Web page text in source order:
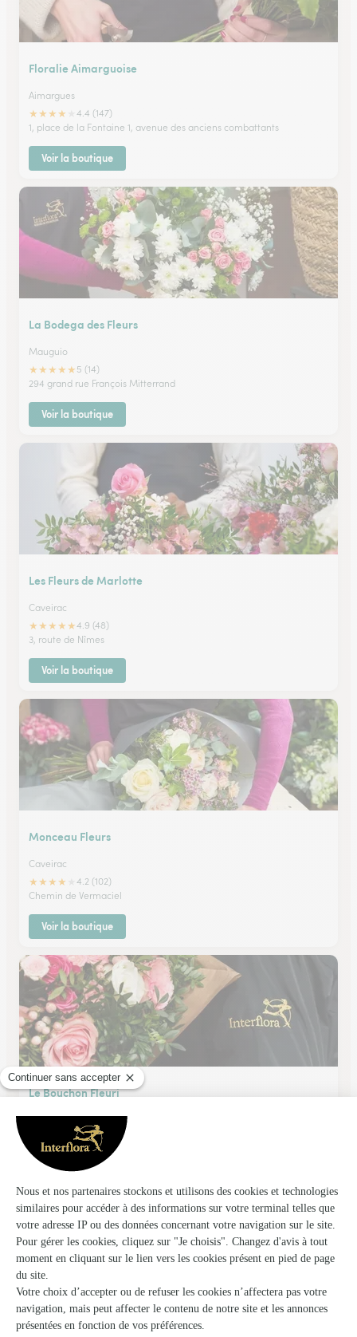
Floralie Aimarguoise
Aimargues
★★★★
4.4 (147)
1, place de la Fontaine 1, avenue des anciens combattants
Voir la boutique
La Bodega des Fleurs
Mauguio
★★★★★ 5 (14)
294 grand rue François Mitterrand
Voir la boutique
Les Fleurs de Marlotte
Caveirac
★★★★★4.9 (48)
3, route de Nîmes
Voir la boutique
Monceau Fleurs
Caveirac
★★★★
4.2 (102)
Chemin de Vermaciel
Voir la boutique
Le Bouchon Fleuri
Castelnau le Lez
★4.4 (35)
21, avenue du Jeu de Mail